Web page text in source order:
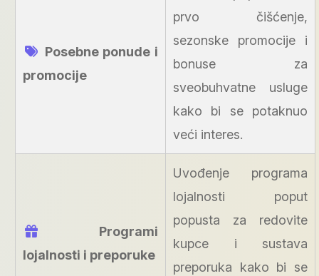
Posebne ponude i
promocije
prvo čišćenje,
sezonske promocije i
bonuse za
sveobuhvatne usluge
kako bi se potaknuo
veći interes.
Programi
lojalnosti i preporuke
Uvođenje programa
lojalnosti poput
popusta za redovite
kupce i sustava
preporuka kako bi se